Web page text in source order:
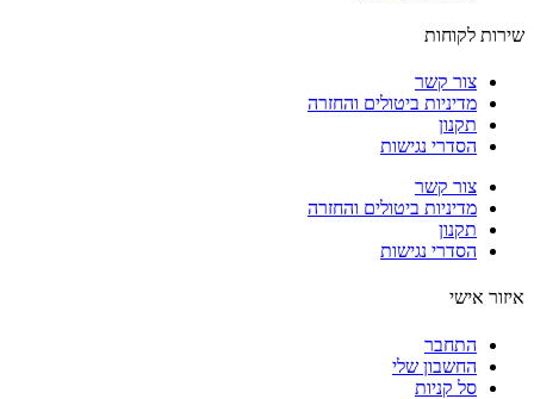
לקוחות
צור קשר
מדיניות ביטולים והחזרה
תקנון
הסדרי נגישות
צור קשר
מדיניות ביטולים והחזרה
תקנון
הסדרי נגישות
אישי
התחבר
החשבון שלי
סל קניות